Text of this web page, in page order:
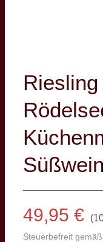
Süßwein
49,95 € (
Steuerbefreit